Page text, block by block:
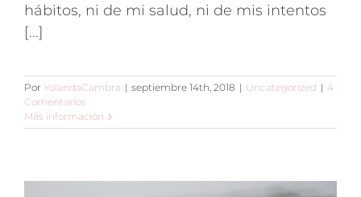
hábitos, ni de mi salud, ni de mis intentos
[...]
Por YolandaCambra | septiembre 14th, 2018 | Uncategorized | 4
Comentarios
Más información